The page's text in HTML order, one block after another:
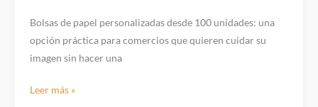
ferias
y
puntos
Bolsas de papel personalizadas desde 100 unidades: una
opción práctica para comercios que quieren cuidar su
imagen sin hacer una
Bolsas
Leer más »